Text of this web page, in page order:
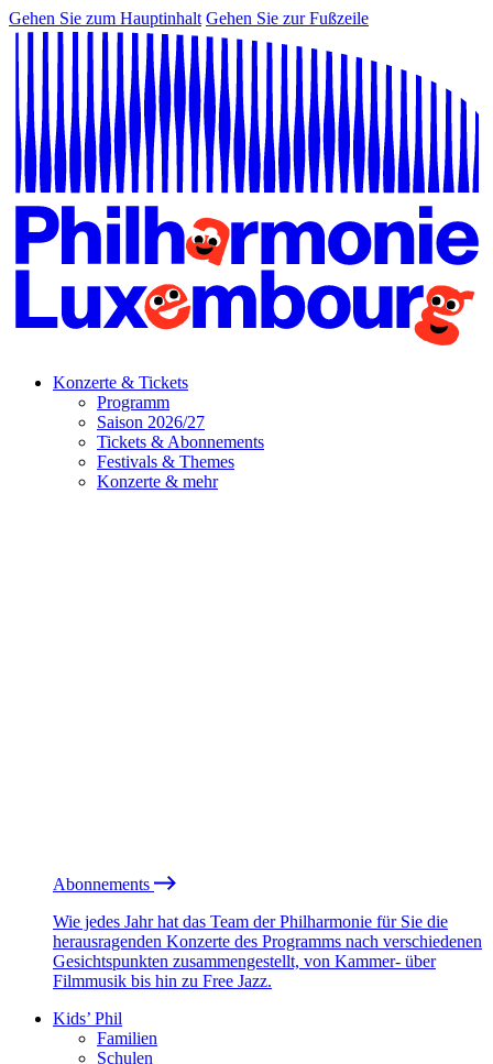
Gehen Sie zum Hauptinhalt Gehen Sie zur Fußzeile
Konzerte & Tickets
Programm
Saison 2026/27
Tickets & Abonnements
Festivals & Themes
Konzerte & mehr
Abonnements
Wie jedes Jahr hat das Team der Philharmonie für Sie die
herausragenden Konzerte des Programms nach verschiedenen
Gesichtspunkten zusammengestellt, von Kammer- über
Filmmusik bis hin zu Free Jazz.
Kids’ Phil
Familien
Schulen